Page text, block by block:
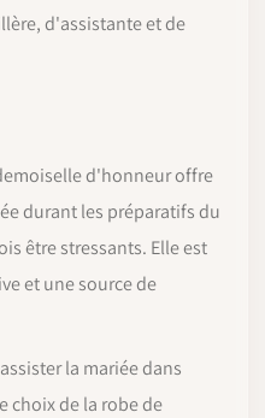
d'assistante et de
d'honneur offre
durant les préparatifs du
être stressants. Elle est
et une source de
la mariée dans
choix de la robe de